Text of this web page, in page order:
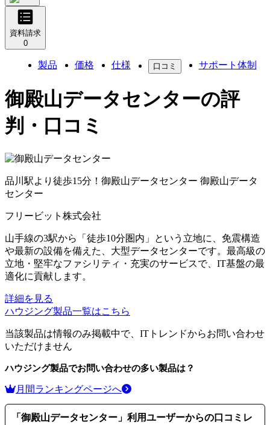
資料請求
0
製品 価格 仕様 口コミ サポート体制
御殿山データセンターの評
判・口コミ
品川駅より徒歩15分！御殿山データセンター 御殿山データ
センター
フリービット株式会社
山手線の3駅から「徒歩10分圏内」という立地に、免震構造
や最新の設備を備えた、大型データセンターです。最高級の
立地・堅牢なファシリティ・充実のサービスで、IT基盤の最
適化に貢献します。
詳細を見る
ハウジング製品一覧はこちら
当該製品は情報のみ掲載中で、ITトレンドからお問い合わせ
いただけません
ハウジング製品でお問い合わせの多い製品は？
月間ランキングページへ
「 御殿山データセンター 」利用ユーザーからの口コミレ